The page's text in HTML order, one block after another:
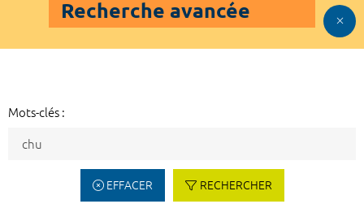
Recherche avancée
Mots-clés :
EFFACER RECHERCHER